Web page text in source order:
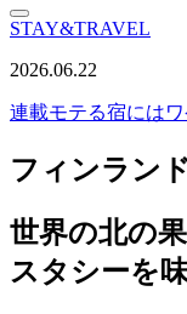
STAY&TRAVEL
2026.06.22
連載モテる宿には
フィンラン
世界の北の
スタシーを